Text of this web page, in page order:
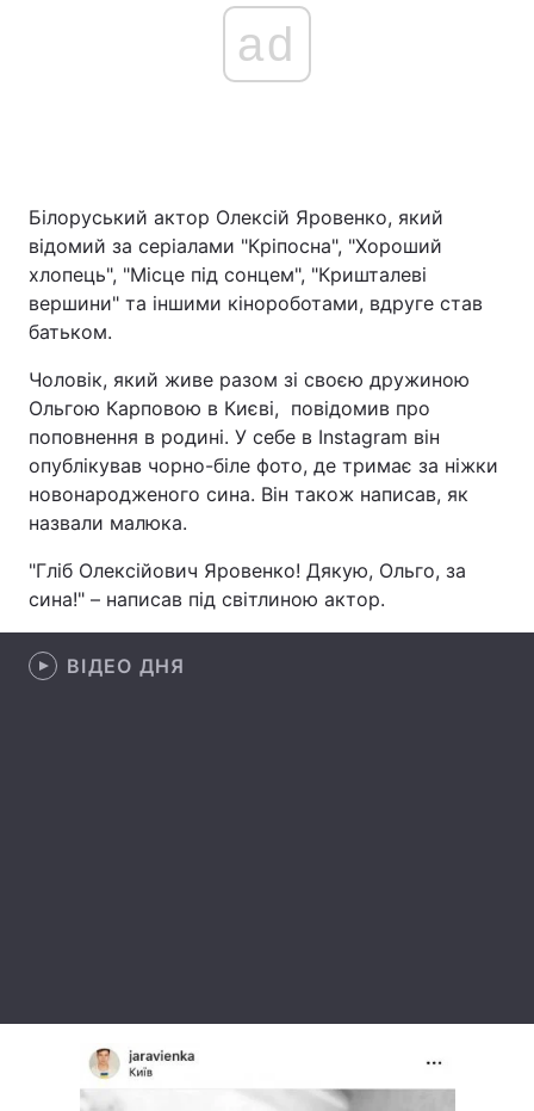
Головна
Україна Політика
Економіка Світ
Спорт Наука
Техно і зв'язок
Інциденти
Здоров'я Туризм
Контакти
Послуги
ad
Білоруський актор Олексій Яровенко, який
відомий за серіалами "Кріпосна", "Хороший
хлопець", "Місце під сонцем", "Кришталеві
вершини" та іншими кінороботами, вдруге став
батьком.
Чоловік, який живе разом зі своєю дружиною
Ольгою Карповою в Києві, повідомив про
поповнення в родині. У себе в Instagram він
опублікував чорно-біле фото, де тримає за ніжки
новонародженого сина. Він також написав, як
назвали малюка.
"Гліб Олексійович Яровенко! Дякую, Ольго, за
сина!" – написав під світлиною актор.
ВІДЕО ДНЯ